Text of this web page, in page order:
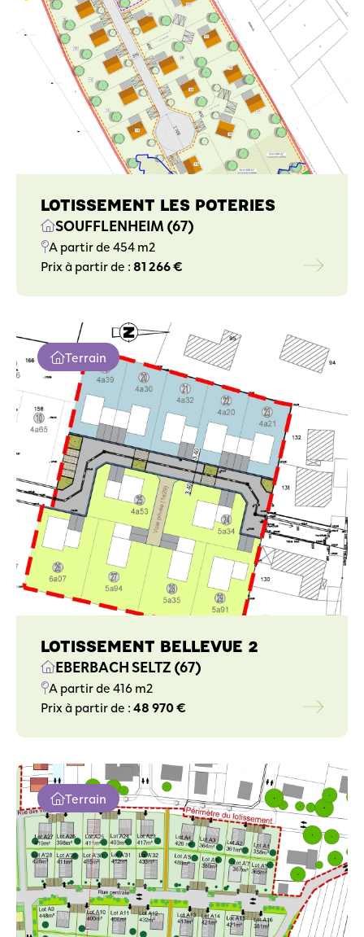
LOTISSEMENT LES POTERIES
SOUFFLENHEIM (67)
A partir de 454 m2
Prix à partir de : 81 266 €
Terrain
LOTISSEMENT BELLEVUE 2
EBERBACH SELTZ (67)
A partir de 416 m2
Prix à partir de :48 970 €
Terrain